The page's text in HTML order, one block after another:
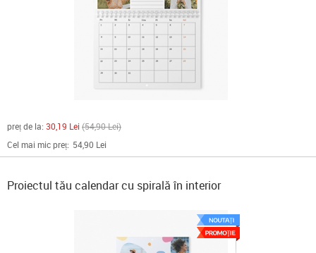
preț de la: 30,19 Lei 54,90 Lei
Cel mai mic preț: 54,90 Lei
Proiectul tău calendar cu spirală în interior